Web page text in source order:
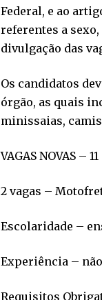
Federal, e ao
referentes a
divulgação das
Os candidatos
órgão, as quais
minissaias,
VAGAS NOVAS – 11
2 vagas –
Escolaridade –
Experiência –
Requisitos